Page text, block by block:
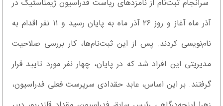
سرانجام ثبت‌نام از نامزدهای ریاست فدراسیون ژیمناستیک در
آذر ماه آغاز و روز ۲۶ آذر ماه به پایان رسید و ۱۱ نفر اقدام به
نام‌نویسی کردند. پس از این ثبت‌نام‌ها، کار بررسی صلاحیت
مدیریتی این افراد شد که در پایان، چهار نفر مورد تایید قرار
گرفتند. بر این اساس، عابد حقدادی سرپرست فعلی فدراسیون،